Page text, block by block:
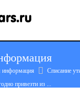
информация
Списание
привезти из ...